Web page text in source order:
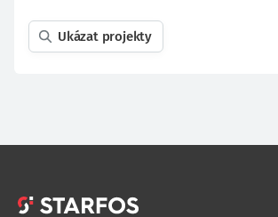
Ukázat projekty